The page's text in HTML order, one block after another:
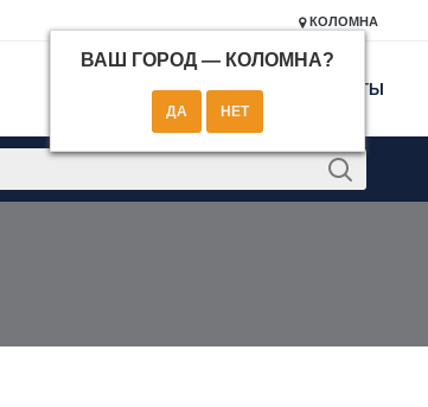
КОЛОМНА
ВАШ ГОРОД — КОЛОМНА?
КОНТАКТЫ